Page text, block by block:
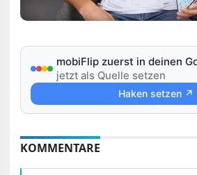
mobiFlip zuerst in deinen
jetzt als Quelle setzen
Haken setzen ↗
KOMMENTARE